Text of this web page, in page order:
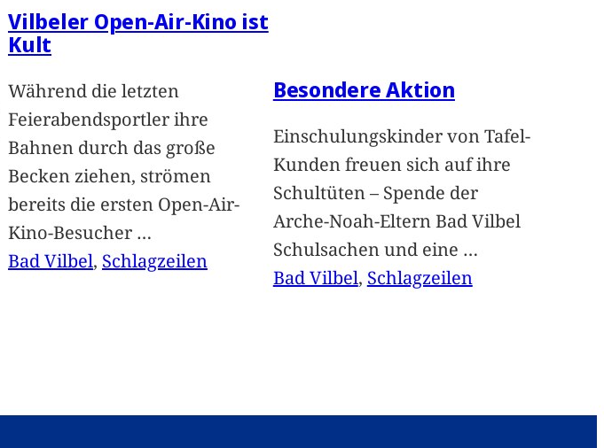
Vilbeler Open-Air-Kino ist
Kult
Während die letzten
Feierabendsportler ihre
Bahnen durch das große
Becken ziehen, strömen
bereits die ersten Open-Air-
Kino-Besucher …
Bad Vilbel, Schlagzeilen
Besondere Aktion
Einschulungskinder von Tafel-
Kunden freuen sich auf ihre
Schultüten – Spende der
Arche-Noah-Eltern Bad Vilbel
Schulsachen und eine …
Bad Vilbel, Schlagzeilen